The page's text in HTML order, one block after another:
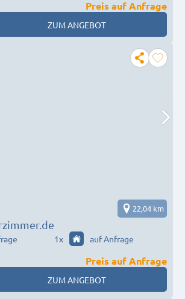
Preis auf Anfrage
ZUM ANGEBOT
22,04 km
1x auf Anfrage
Preis auf Anfrage
ZUM ANGEBOT